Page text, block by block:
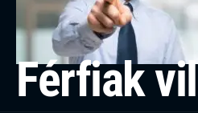
Férfiak